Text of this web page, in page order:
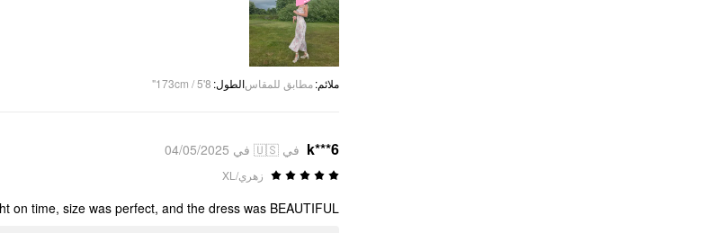
ملائم:مطابق للمقاسالطول:
173cm / 5'8"
k***6 في 🇺🇸 في 04/05/2025
زهري/XL
time, size was perfect, and the dress was BEAUTIFUL!!!